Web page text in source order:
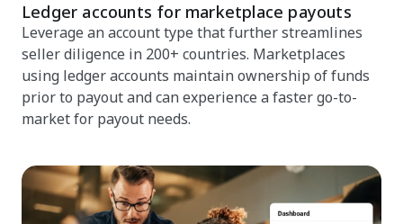
Ledger accounts for marketplace payouts
Leverage an account type that further streamlines
seller diligence in 200+ countries. Marketplaces
using ledger accounts maintain ownership of funds
prior to payout and can experience a faster go-to-
market for payout needs.